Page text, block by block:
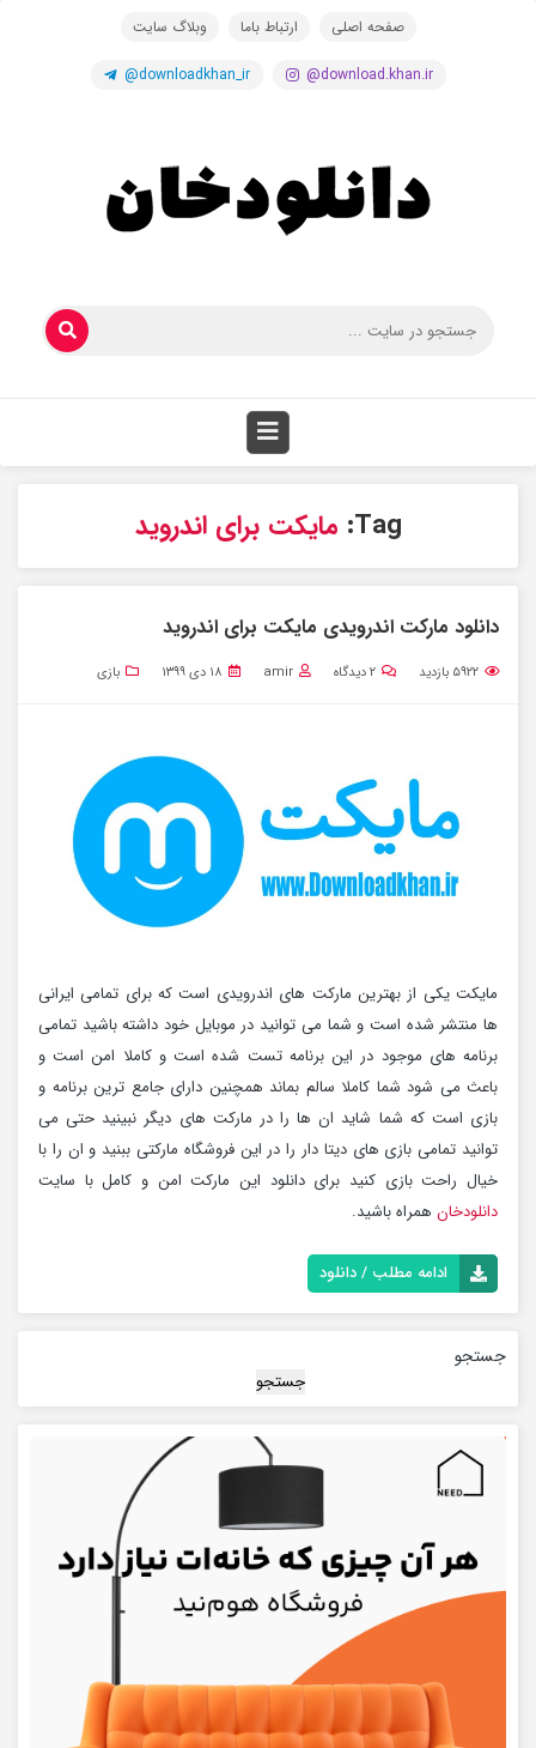
صفحه اصلی ارتباط باما وبلاگ سایت
@download.khan.ir
@downloadkhan_ir
Tag: مایکت برای اندروید
دانلود مارکت اندرویدی مایکت برای اندروید
۵۹۲۲ بازدید ۲دیدگاه amir ۱۸ دی ۱۳۹۹ بازی
مایکت یکی از بهترین مارکت های اندرویدی است که برای تمامی ایرانی
ها منتشر شده است و شما می توانید در موبایل خود داشته باشید تمامی
برنامه های موجود در این برنامه تست شده است و کاملا امن است و
باعث می شود شما کاملا سالم بماند همچنین دارای جامع ترین برنامه و
بازی است که شما شاید ان ها را در مارکت های دیگر نبینید حتی می
توانید تمامی بازی های دیتا دار را در این فروشگاه مارکتی ببنید و ان را با
خیال راحت بازی کنید برای دانلود این مارکت امن و کامل با سایت
دانلودخان همراه باشید.
ادامه مطلب / دانلود
جستجو
جستجو